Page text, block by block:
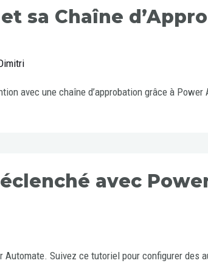
sa Chaîne
avec une chaîne d’approbation grâce à Power
avec
Suivez ce tutoriel pour configurer des